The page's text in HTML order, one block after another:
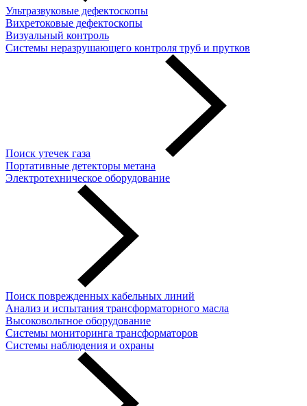
Ультразвуковые дефектоскопы
Вихретоковые дефектоскопы
Визуальный контроль
Системы неразрушающего контроля труб и прутков
Поиск утечек газа
Портативные детекторы метана
Электротехническое оборудование
Поиск поврежденных кабельных линий
Анализ и испытания трансформаторного масла
Высоковольтное оборудование
Системы мониторинга трансформаторов
Системы наблюдения и охраны